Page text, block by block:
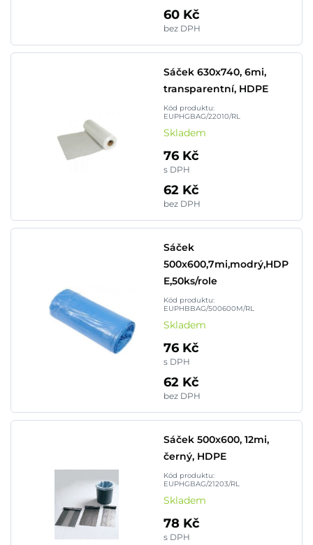
60 Kč
bez DPH
Sáček 630x740, 6mi,
transparentní, HDPE
Kód produktu:
EUPHGBAG/22010/RL
Skladem
76 Kč
s DPH
62 Kč
bez DPH
Sáček
500x600,7mi,modrý,HDP
E,50ks/role
Kód produktu:
EUPHBBAG/500600M/RL
Skladem
76 Kč
s DPH
62 Kč
bez DPH
Sáček 500x600, 12mi,
černý, HDPE
Kód produktu:
EUPHGBAG/21203/RL
Skladem
78 Kč
s DPH